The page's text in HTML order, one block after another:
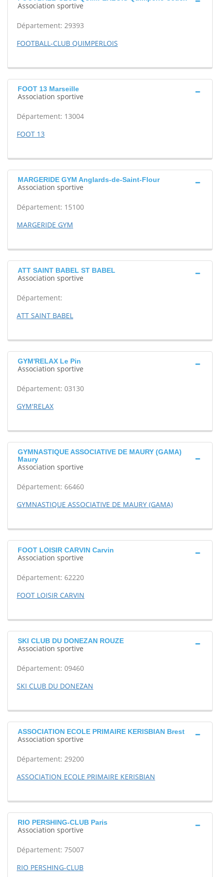
Association sportive
Département: 29393
FOOTBALL-CLUB QUIMPERLOIS
FOOT 13 Marseille
Association sportive
Département: 13004
FOOT 13
MARGERIDE GYM Anglards-de-Saint-Flour
Association sportive
Département: 15100
MARGERIDE GYM
ATT SAINT BABEL ST BABEL
Association sportive
Département:
ATT SAINT BABEL
GYM'RELAX Le Pin
Association sportive
Département: 03130
GYM'RELAX
GYMNASTIQUE ASSOCIATIVE DE MAURY (GAMA)
Maury
Association sportive
Département: 66460
GYMNASTIQUE ASSOCIATIVE DE MAURY (GAMA)
FOOT LOISIR CARVIN Carvin
Association sportive
Département: 62220
FOOT LOISIR CARVIN
SKI CLUB DU DONEZAN ROUZE
Association sportive
Département: 09460
SKI CLUB DU DONEZAN
ASSOCIATION ECOLE PRIMAIRE KERISBIAN Brest
Association sportive
Département: 29200
ASSOCIATION ECOLE PRIMAIRE KERISBIAN
RIO PERSHING-CLUB Paris
Association sportive
Département: 75007
RIO PERSHING-CLUB